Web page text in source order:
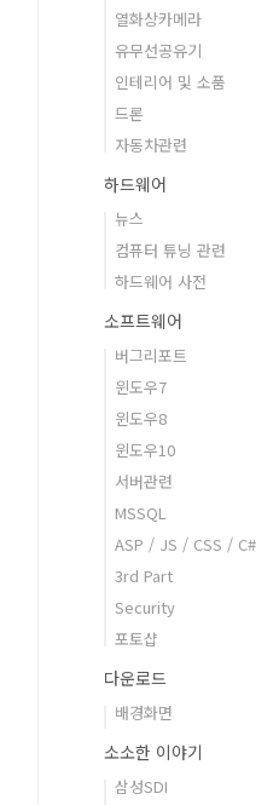
열화상카메라
유무선공유기
인테리어 및 소품
드론
자동차관련
하드웨어
뉴스
컴퓨터 튜닝 관련
하드웨어 사전
소프트웨어
버그리포트
윈도우7
윈도우8
윈도우10
서버관련
MSSQL
ASP / JS / CSS / C#
3rd Part
Security
포토샵
다운로드
배경화면
소소한 이야기
삼성SDI